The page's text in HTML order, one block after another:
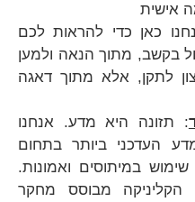
אישית
כאן כדי להראות לכם
בקשב, מתוך הנאה ולמען
לתקן, אלא מתוך דאגה
: תזונה היא מדע. אנחנו
העדכני ביותר בתחום
במיתוסים ואמונות.
הקליניקה מבוסס מחקר